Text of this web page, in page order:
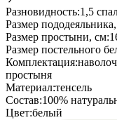
Разновидность:1,5
Размер
Размер простыни, см:
Размер постельного
Комплектация:
простыня
Материал:тенсель
Состав:100%
Цвет:белый